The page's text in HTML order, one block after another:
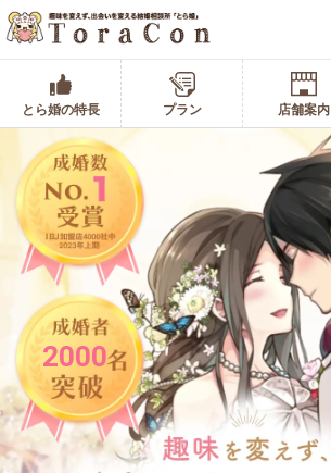
とら婚の特長 プラン 店舗案内
2000